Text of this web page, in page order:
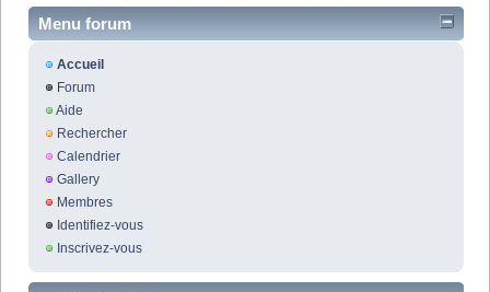
Menu forum
Accueil
Forum
Aide
Rechercher
Calendrier
Gallery
Membres
Identifiez-vous
Inscrivez-vous